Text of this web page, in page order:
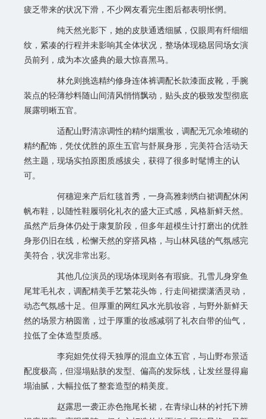
疲乏带来的状况下滑，不少网友看完生图后都表明怅惘。
纯天然光影下，她的皮肤通透细腻，仅眼周有纤细细
纹，紧凑的行程并未影响其全体状况，整场体现稳居同场女演
员前列，成为本次盛典的最大惊喜黑马。
林允则挑选精约修身连体裤调配长款漆面皮靴，手腕
装点的轻薄纱料随山间清风悄悄飘动，贴头皮的极致发型彻底
展露明晰五官。
适配山野清凉调性的精约烟熏妆，调配无冗余堆砌的
精约配饰，凭仗优胜的原生五官与舒展身形，完美符合活动天
然主题，现场实拍原图质感拔尖，获得了很多时髦博主的认
可。
何穗迎来产后红毯首秀，一身高雅刺绣白裙调配休闲
帆布鞋，以随性鞋履弱化礼衣的盛大正式感，风格新鲜天然。
虽然产后身体仍处于康复阶段，但多年超模生计打磨出的优胜
身形仍旧在线，松懈天然的穿搭风格，与山林风毯的气氛感完
美符合，状况非常出彩。
其他几位演员的现场体现则各有瑕疵。孔雪儿身穿鱼
尾茸毛礼衣，调配精美手艺繁花头饰，行走间裙摆潇洒灵动，
动态气氛感十足。但厚重的网红风水光肌妆容，与野外新鲜天
然的场景方枘圆凿，过于厚重的妆感减弱了礼衣自带的仙气，
拉低了全体造型质感。
李宛妲凭仗得天独厚的混血立体五官，与山野布景适
配度极高，但湿塌贴肤的发型、偏高的发际线，让发丝显得扁
塌油腻，大幅拉低了整套造型的精美度。
赵露思一袭正赤色拖尾长裙，在青绿山林的衬托下辨